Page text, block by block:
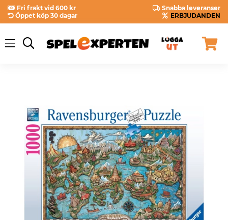
Fri frakt vid 600 kr
Snabba leveranser
Öppet köp 30 dagar
ERBJUDANDEN